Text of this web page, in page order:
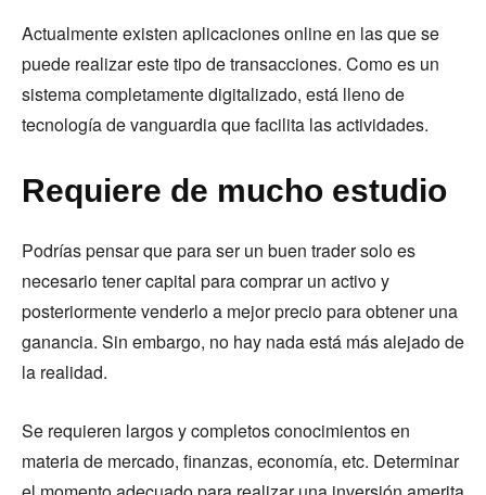
Actualmente existen aplicaciones online en las que se
puede realizar este tipo de transacciones. Como es un
sistema completamente digitalizado, está lleno de
tecnología de vanguardia que facilita las actividades.
Requiere de mucho estudio
Podrías pensar que para ser un buen trader solo es
necesario tener capital para comprar un activo y
posteriormente venderlo a mejor precio para obtener una
ganancia. Sin embargo, no hay nada está más alejado de
la realidad.
Se requieren largos y completos conocimientos en
materia de mercado, finanzas, economía, etc. Determinar